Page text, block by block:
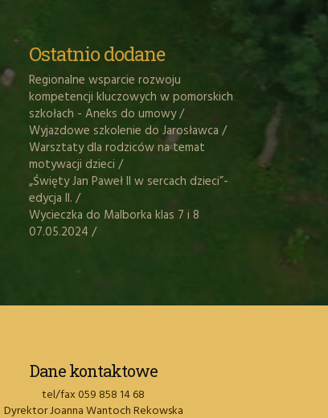
Ostatnio dodane
Regionalne wsparcie rozwoju
kompetencji kluczowych w pomorskich
szkołach - Aneks do umowy/
Wyjazdowe szkolenie do Jarosławca /
Warsztaty dla rodziców na temat
motywacji dzieci /
„Święty Jan Paweł II w sercach dzieci”-
edycja II. /
Wycieczka do Malborka klas 7 i 8
07.05.2024 /
Dane kontaktowe
tel/fax 059 858 14 68
Dyrektor Joanna Wantoch Rekowska